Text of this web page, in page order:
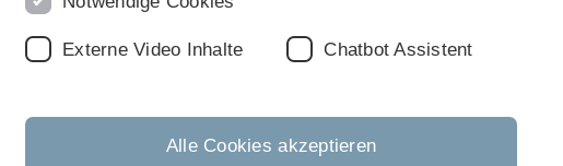
Externe Video Inhalte Chatbot Assistent
Alle Cookies akzeptieren